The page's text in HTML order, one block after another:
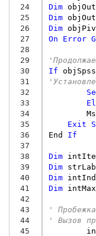
24
25
26
27
28
29
30
31
32
33
34
35
36
37
38
39
40
41
42
43
44
45
Dim
Dim
Dim
On
Error
If
Exit
End
If
Dim
Dim
Dim
Dim
intMax
'
' Вызов